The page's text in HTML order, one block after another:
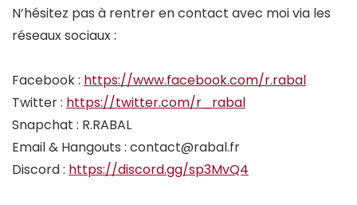
N’hésitez pas à rentrer en contact avec moi via les
réseaux sociaux :
Facebook : https://www.facebook.com/r.rabal
Twitter : https://twitter.com/r_rabal
Snapchat : R.RABAL
Email & Hangouts : contact@rabal.fr
Discord : https://discord.gg/sp3MvQ4